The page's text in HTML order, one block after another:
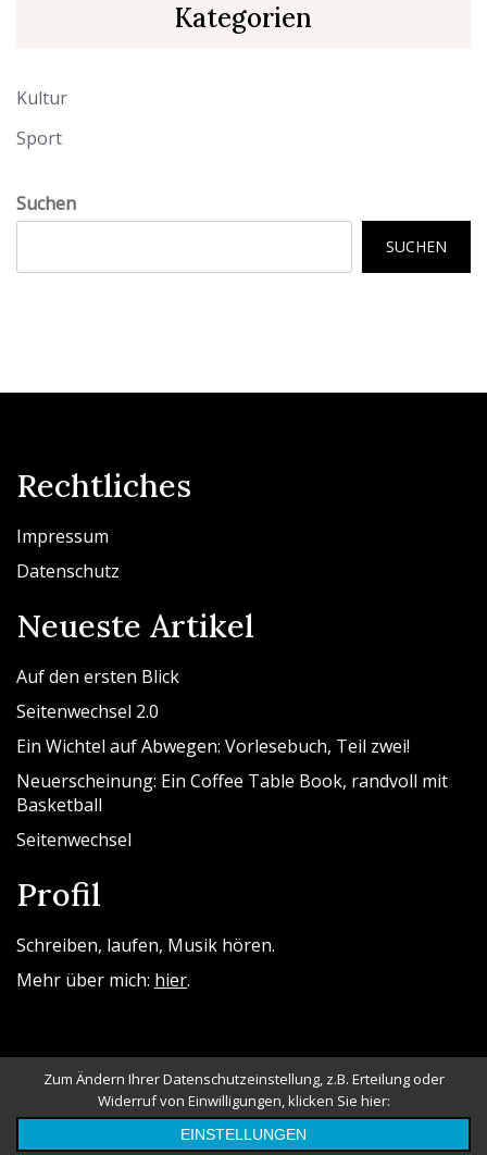
Kategorien
Kultur
Sport
Suchen
SUCHEN
Rechtliches
Impressum
Datenschutz
Neueste Artikel
Auf den ersten Blick
Seitenwechsel 2.0
Ein Wichtel auf Abwegen: Vorlesebuch, Teil zwei!
Neuerscheinung: Ein Coffee Table Book, randvoll mit
Basketball
Seitenwechsel
Profil
Schreiben, laufen, Musik hören.
Mehr über mich: hier.
Powered By WordPress |Messina Blog
Zum Ändern Ihrer Datenschutzeinstellung, z.B. Erteilung oder
Widerruf von Einwilligungen, klicken Sie hier:
EINSTELLUNGEN